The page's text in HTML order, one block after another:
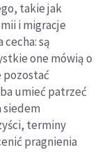
takie jak
i migracje
są
one mówią o
umieć patrzeć
siedem
terminy
pragnienia